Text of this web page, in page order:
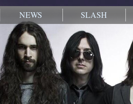
NEWS SLASH